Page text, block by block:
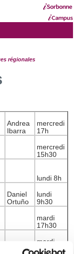
régionales
Andrea
Ibarra
mercredi
17h
mercredi
15h30
lundi 8h
Daniel
Ortuño
lundi
9h30
mardi
17h30
mardi
17h